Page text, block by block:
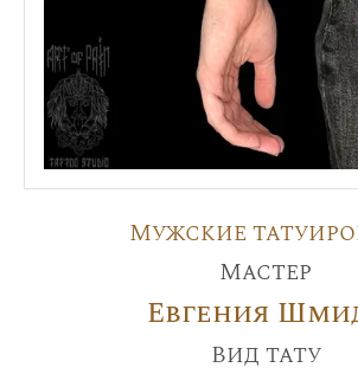
Мужские
Мастер
Евгения
Вид тату